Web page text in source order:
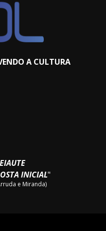
A CULTURA
INICIAL"
e Miranda)